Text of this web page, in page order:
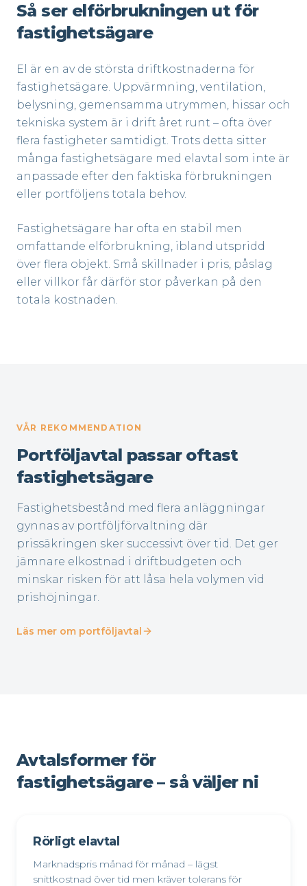
Så ser elförbrukningen ut för
fastighetsägare
El är en av de största driftkostnaderna för
fastighetsägare. Uppvärmning, ventilation,
belysning, gemensamma utrymmen, hissar och
tekniska system är i drift året runt – ofta över
flera fastigheter samtidigt. Trots detta sitter
många fastighetsägare med elavtal som inte är
anpassade efter den faktiska förbrukningen
eller portföljens totala behov.
Fastighetsägare har ofta en stabil men
omfattande elförbrukning, ibland utspridd
över flera objekt. Små skillnader i pris, påslag
eller villkor får därför stor påverkan på den
totala kostnaden.
VÅR REKOMMENDATION
Portföljavtal passar oftast
fastighetsägare
Fastighetsbestånd med flera anläggningar
gynnas av portföljförvaltning där
prissäkringen sker successivt över tid. Det ger
jämnare elkostnad i driftbudgeten och
minskar risken för att låsa hela volymen vid
prishöjningar.
Läs mer om portföljavtal
Avtalsformer för
fastighetsägare – så väljer ni
Rörligt elavtal
Marknadspris månad för månad – lägst
snittkostnad över tid men kräver tolerans för